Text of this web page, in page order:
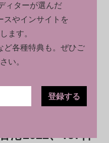
2022.01.26
港2022、137軒
ィターが選んだ
スやインサイトを
ます。
ど各種特典も。ぜひご
い。
登録する